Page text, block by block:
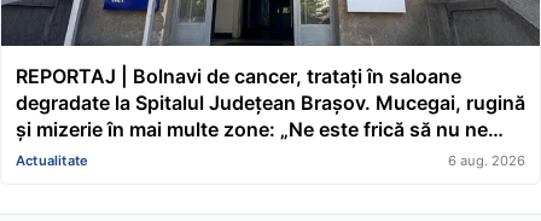
REPORTAJ | Bolnavi de cancer, tratați în saloane
degradate la Spitalul Județean Brașov. Mucegai, rugină
și mizerie în mai multe zone: „Ne este frică să nu ne
cadă tavanul în cap” FOTO/VIDEO
Actualitate 6 aug. 2026